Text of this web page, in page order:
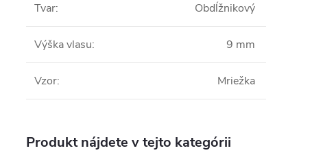
Tvar: Obdĺžnikový
Výška vlasu: 9 mm
Vzor: Mriežka
Produkt nájdete v tejto kategórii